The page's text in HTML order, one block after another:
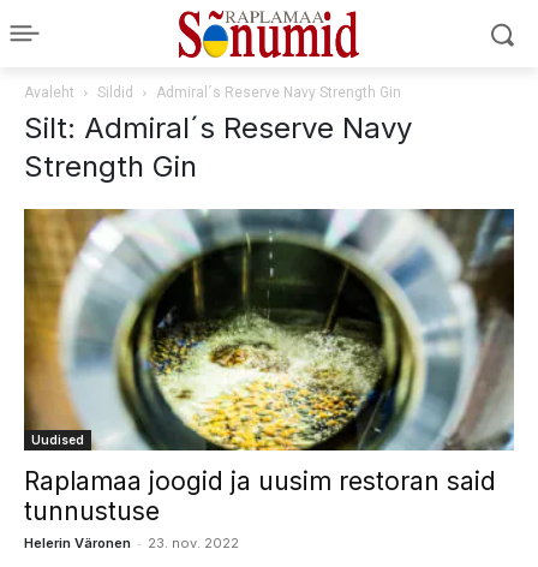
Avaleht Sildid Admiral´s Reserve Navy Strength Gin
Silt: Admiral´s Reserve Navy
Strength Gin
Uudised
Raplamaa joogid ja uusim restoran said
tunnustuse
Helerin Väronen - 23. nov. 2022